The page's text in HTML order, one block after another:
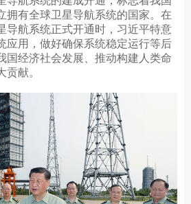
拥有全球卫星导航系统的国家。在
导航系统正式开通时，习近平特意
应用，做好确保系统稳定运行等后
国经济社会发展、推动构建人类命
献。